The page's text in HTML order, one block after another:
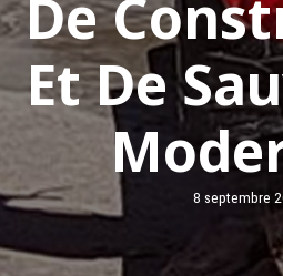
De
Et De
8 septembre